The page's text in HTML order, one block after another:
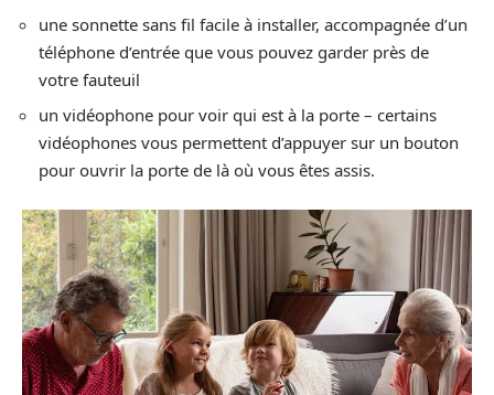
une sonnette sans fil facile à installer, accompagnée d’un
téléphone d’entrée que vous pouvez garder près de
votre fauteuil
un vidéophone pour voir qui est à la porte – certains
vidéophones vous permettent d’appuyer sur un bouton
pour ouvrir la porte de là où vous êtes assis.